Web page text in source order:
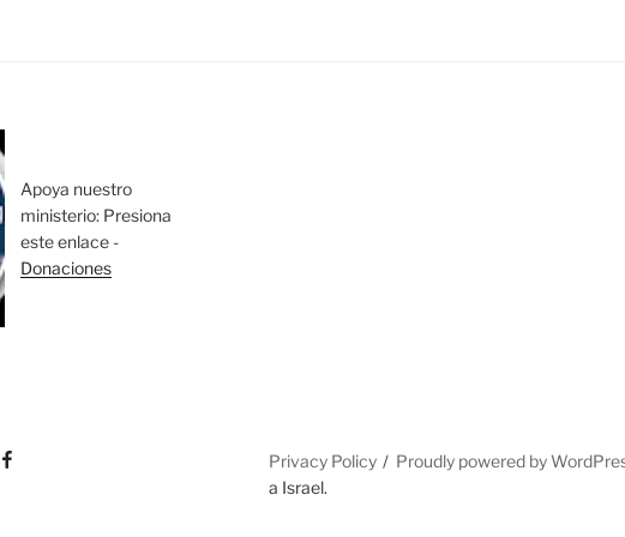
Apoya nuestro
ministerio: Presiona
este enlace -
Donaciones
Privacy Policy Proudly powered by